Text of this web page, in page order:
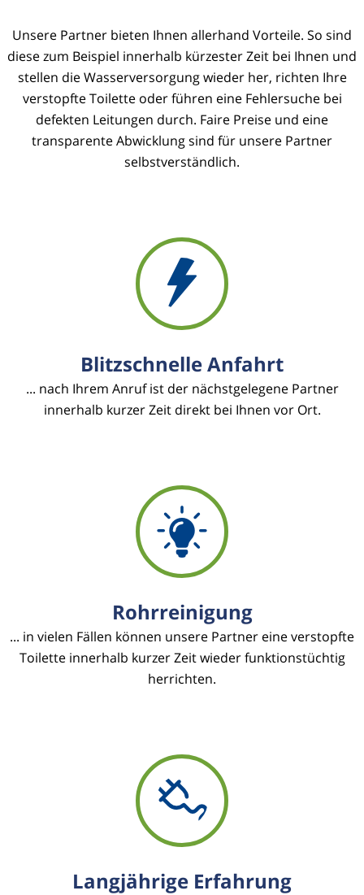
Unsere Partner bieten Ihnen allerhand Vorteile. So sind
diese zum Beispiel innerhalb kürzester Zeit bei Ihnen und
stellen die Wasserversorgung wieder her, richten Ihre
verstopfte Toilette oder führen eine Fehlersuche bei
defekten Leitungen durch. Faire Preise und eine
transparente Abwicklung sind für unsere Partner
selbstverständlich.
Blitzschnelle Anfahrt
... nach Ihrem Anruf ist der nächstgelegene Partner
innerhalb kurzer Zeit direkt bei Ihnen vor Ort.
Rohrreinigung
... in vielen Fällen können unsere Partner eine verstopfte
Toilette innerhalb kurzer Zeit wieder funktionstüchtig
herrichten.
Langjährige Erfahrung